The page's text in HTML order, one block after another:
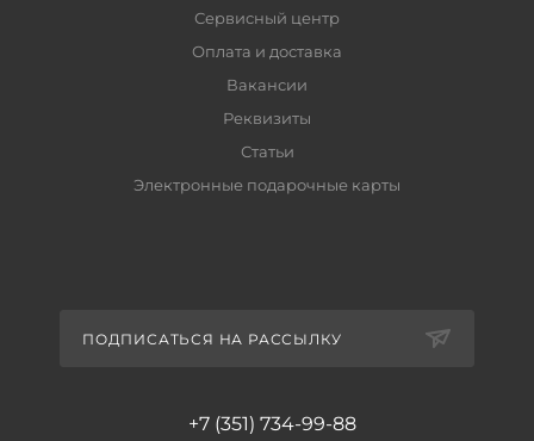
Сервисный центр
Оплата и доставка
Вакансии
Реквизиты
Статьи
Электронные подарочные карты
ПОДПИСАТЬСЯ НА РАССЫЛКУ
+7 (351) 734-99-88